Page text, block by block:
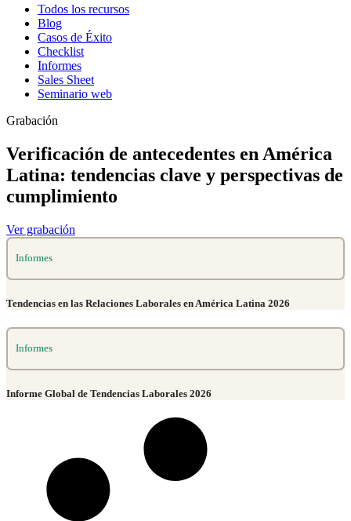
Todos los recursos
Blog
Casos de Éxito
Checklist
Informes
Sales Sheet
Seminario web
Grabación
Verificación de antecedentes en América
Latina: tendencias clave y perspectivas de
cumplimiento
Ver grabación
Informes
Tendencias en las Relaciones Laborales en América Latina 2026
Informes
Informe Global de Tendencias Laborales 2026